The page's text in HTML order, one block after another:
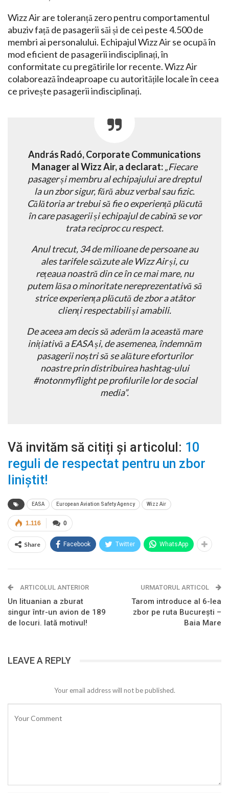
Wizz Air are toleranță zero pentru comportamentul
abuziv față de pasagerii săi și de cei peste 4.500 de
membri ai personalului. Echipajul Wizz Air se ocupă în
mod eficient de pasagerii indisciplinați, în
conformitate cu pregătirile lor recente. Wizz Air
colaborează îndeaproape cu autoritățile locale în ceea
ce privește pasagerii indisciplinați.
András Radó, Corporate Communications
Manager al Wizz Air, a declarat:„Fiecare
pasager și membru al echipajului are dreptul
la un zbor sigur, fără abuz verbal sau fizic.
Călătoria ar trebui să fie o experiență plăcută
în care pasagerii și echipajul de cabină se vor
trata reciproc cu respect.
Anul trecut, 34 de milioane de persoane au
ales tarifele scăzute ale Wizz Air și, cu
rețeaua noastră din ce în ce mai mare, nu
putem lăsa o minoritate nereprezentativă să
strice experiența plăcută de zbor a atâtor
clienți respectabili și amabili.
De aceea am decis să aderăm la această mare
inițiativă a EASA și, de asemenea, îndemnăm
pasagerii noștri să se alăture eforturilor
noastre prin distribuirea hashtag-ului
#notonmyflight pe profilurile lor de social
media”.
Vă invităm să citiți și articolul: 10
reguli de respectat pentru un zbor
liniştit!
EASA European Aviation Safety Agency Wizz Air
0
1.116
Share Facebook Twitter WhatsApp
ARTICOLUL ANTERIOR
Un lituanian a zburat
singur într-un avion de 189
de locuri. Iată motivul!
URMATORUL ARTICOL
Tarom introduce al 6-lea
zbor pe ruta București –
Baia Mare
LEAVE A REPLY
Your email address will not be published.